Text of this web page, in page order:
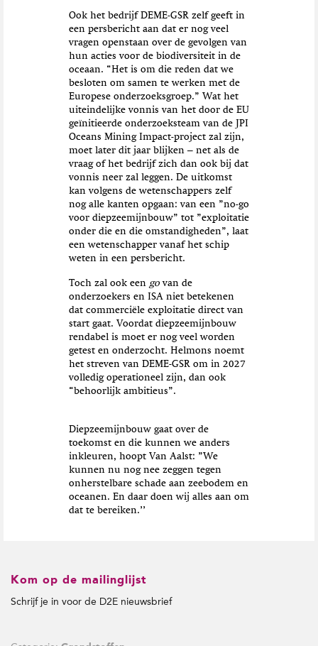
Ook het bedrijf DEME-GSR zelf geeft in
een persbericht aan dat er nog veel
vragen openstaan over de gevolgen van
hun acties voor de biodiversiteit in de
oceaan. “Het is om die reden dat we
besloten om samen te werken met de
Europese onderzoeksgroep.” Wat het
uiteindelijke vonnis van het door de EU
geïnitieerde onderzoeksteam van de JPI
Oceans Mining Impact-project zal zijn,
moet later dit jaar blijken – net als de
vraag of het bedrijf zich dan ook bij dat
vonnis neer zal leggen. De uitkomst
kan volgens de wetenschappers zelf
nog alle kanten opgaan: van een ”no-go
voor diepzeemijnbouw” tot ”exploitatie
onder die en die omstandigheden”, laat
een wetenschapper vanaf het schip
weten in een persbericht.
Toch zal ook een govan de
onderzoekers en ISA niet betekenen
dat commerciële exploitatie direct van
start gaat. Voordat diepzeemijnbouw
rendabel is moet er nog veel worden
getest en onderzocht. Helmons noemt
het streven van DEME-GSR om in 2027
volledig operationeel zijn, dan ook
“behoorlijk ambitieus”.
Diepzeemijnbouw gaat over de
toekomst en die kunnen we anders
inkleuren, hoopt Van Aalst: ”We
kunnen nu nog nee zeggen tegen
onherstelbare schade aan zeebodem en
oceanen. En daar doen wij alles aan om
dat te bereiken.’’
Kom op de mailinglijst
Schrijf je in voor de D2E nieuwsbrief